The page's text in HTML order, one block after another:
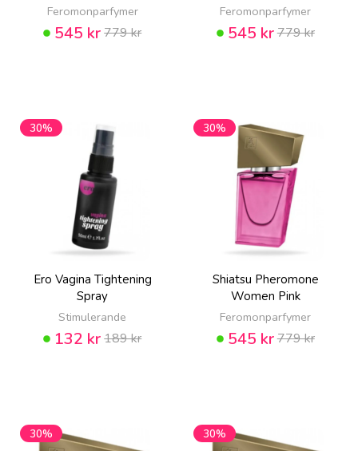
Feromonparfymer
545 kr779 kr
Feromonparfymer
545 kr779 kr
30%
Ero Vagina Tightening
Spray
Stimulerande
132 kr189 kr
30%
Shiatsu Pheromone
Women Pink
Feromonparfymer
545 kr779 kr
30% 30%